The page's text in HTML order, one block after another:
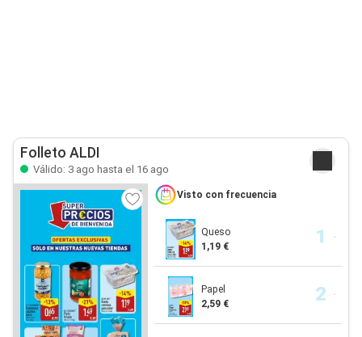
Folleto ALDI
Válido: 3 ago hasta el 16 ago
Visto con frecuencia
Queso
1,19 €
Papel
2,59 €